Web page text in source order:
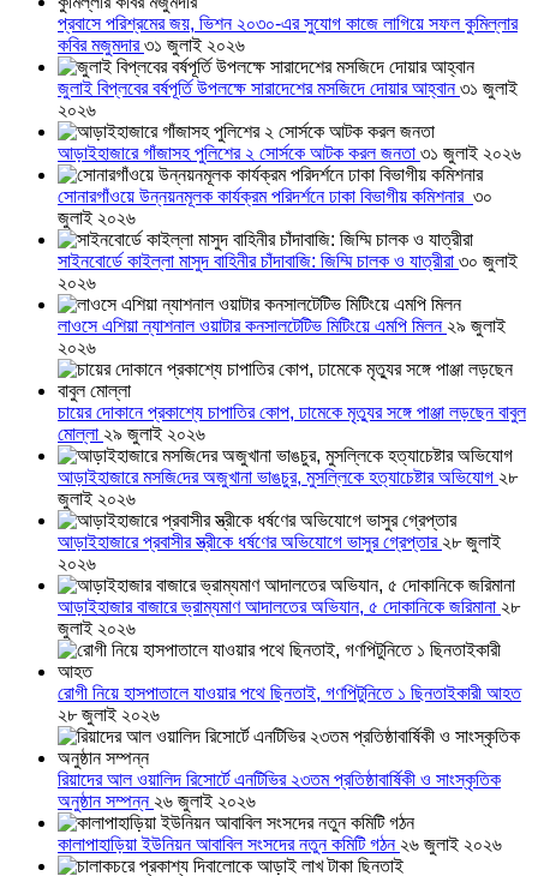
প্রবাসে পরিশ্রমের জয়, ভিশন ২০৩০-এর সুযোগ কাজে লাগিয়ে সফল কুমিল্লার
কবির মজুমদার৩১ জুলাই ২০২৬
জুলাই বিপ্লবের বর্ষপূর্তি উপলক্ষে সারাদেশের মসজিদে দোয়ার আহ্বান৩১ জুলাই
২০২৬
আড়াইহাজারে গাঁজাসহ পুলিশের ২ সোর্সকে আটক করল জনতা ৩১ জুলাই ২০২৬
সোনারগাঁওয়ে উন্নয়নমূলক কার্যক্রম পরিদর্শনে ঢাকা বিভাগীয় কমিশনার ৩০
জুলাই ২০২৬
সাইনবোর্ডে কাইল্লা মাসুদ বাহিনীর চাঁদাবাজি: জিম্মি চালক ও যাত্রীরা ৩০ জুলাই
২০২৬
লাওসে এশিয়া ন্যাশনাল ওয়াটার কনসালটেটিভ মিটিংয়ে এমপি মিলন ২৯ জুলাই
২০২৬
চায়ের দোকানে প্রকাশ্যে চাপাতির কোপ, ঢামেকে মৃত্যুর সঙ্গে পাঞ্জা লড়ছেন বাবুল
মোল্লা ২৯ জুলাই ২০২৬
আড়াইহাজারে মস‌জি‌দের অজুখানা ভাঙচুর, মুসল্লিকে হত্যাচেষ্টার অভিযোগ ২৮
জুলাই ২০২৬
আড়াইহাজারে প্রবাসীর স্ত্রীকে ধর্ষণের অভিযোগে ভাসুর গ্রেপ্তার ২৮ জুলাই
২০২৬
আড়াইহাজার বাজারে ভ্রাম্যমাণ আদালতের অভিযান, ৫ দোকানিকে জরিমানা ২৮
জুলাই ২০২৬
রোগী নিয়ে হাসপাতালে যাওয়ার পথে ছিনতাই, গণপিটুনিতে ১ ছিনতাইকারী আহত
২৮ জুলাই ২০২৬
রিয়াদের আল ওয়ালিদ রিসোর্টে এনটিভির ২৩তম প্রতিষ্ঠাবার্ষিকী ও সাংস্কৃতিক
অনুষ্ঠান সম্পন্ন ২৬ জুলাই ২০২৬
কালাপাহাড়িয়া ইউনিয়ন আবাবিল সংসদের নতুন কমিটি গঠন ২৬ জুলাই ২০২৬